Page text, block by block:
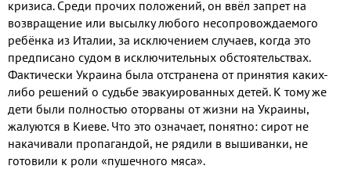
кризиса. Среди прочих положений, он ввёл запрет на
возвращение или высылку любого несопровождаемого
ребёнка из Италии, за исключением случаев, когда это
предписано судом в исключительных обстоятельствах.
Фактически Украина была отстранена от принятия каких-
либо решений о судьбе эвакуированных детей. К тому же
дети были полностью оторваны от жизни на Украины,
жалуются в Киеве. Что это означает, понятно: сирот не
накачивали пропагандой, не рядили в вышиванки, не
готовили к роли «пушечного мяса».